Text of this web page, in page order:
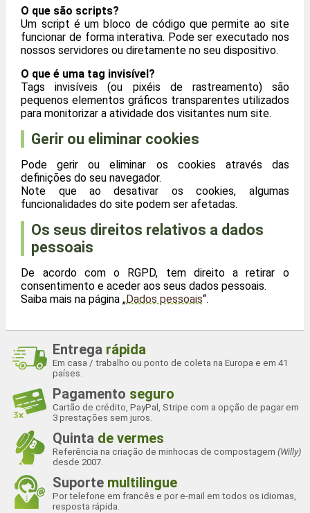
O que são scripts?
Um script é um bloco de código que permite ao site
funcionar de forma interativa. Pode ser executado nos
nossos servidores ou diretamente no seu dispositivo.
O que é uma tag invisível?
Tags invisíveis (ou pixéis de rastreamento) são
pequenos elementos gráficos transparentes utilizados
para monitorizar a atividade dos visitantes num site.
Gerir ou eliminar cookies
Pode gerir ou eliminar os cookies através das
definições do seu navegador.
Note que ao desativar os cookies, algumas
funcionalidades do site podem ser afetadas.
Os seus direitos relativos a dados
pessoais
De acordo com o RGPD, tem direito a retirar o
consentimento e aceder aos seus dados pessoais.
Saiba mais na página „Dados pessoais“.
Entrega rápida
Em casa / trabalho ou ponto de coleta na Europa e em 41
países.
Pagamento seguro
Cartão de crédito, PayPal, Stripe com a opção de pagar em
3 prestações sem juros.
Quinta de vermes
Referência na criação de minhocas de compostagem(Willy)
desde 2007.
Suporte multilingue
Por telefone em francês e por e-mail em todos os idiomas,
resposta rápida.